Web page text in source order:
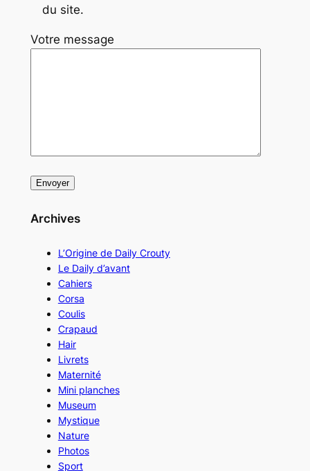
du site.
Votre message
Archives
L’Origine de Daily Crouty
Le Daily d’avant
Cahiers
Corsa
Coulis
Crapaud
Hair
Livrets
Maternité
Mini planches
Museum
Mystique
Nature
Photos
Sport